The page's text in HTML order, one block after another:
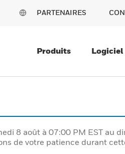
PARTENAIRES
Produits Logiciel
8 août à 07:00 PM EST au
de votre patience durant